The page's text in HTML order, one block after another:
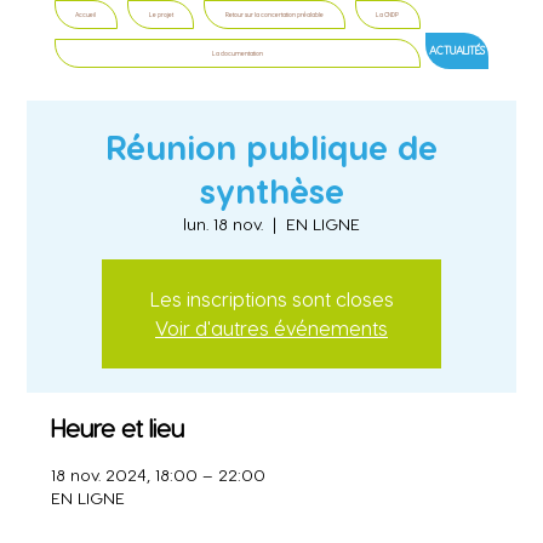
Accueil Le projet Retour sur la concertation préalable La CNDP
La documentation ACTUALITÉS
Réunion publique de
synthèse
lun. 18 nov.
  |
EN LIGNE
Les inscriptions sont closes
Voir d'autres événements
Heure et lieu
18 nov. 2024, 18:00 – 22:00
EN LIGNE